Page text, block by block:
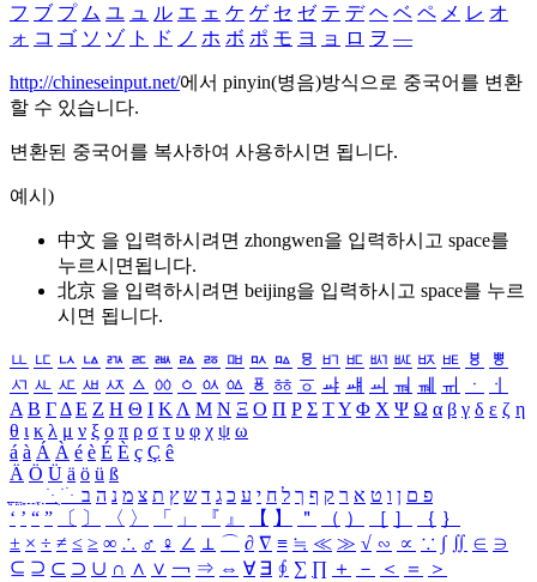
フ ブ プ ム ユ ュ ル エ ェ ケ ゲ セ ゼ テ デ ヘ ベ ペ メ レ オ
ォ コ ゴ ソ ゾ ト ド ノ ホ ボ ポ モ ヨ ョ ロ ヲ ―
http://chineseinput.net/에서 pinyin(병음)방식으로 중국어를 변환
할 수 있습니다.
변환된 중국어를 복사하여 사용하시면 됩니다.
예시)
中文 을 입력하시려면 zhongwen을 입력하시고 space를
누르시면됩니다.
北京 을 입력하시려면 beijing을 입력하시고 space를 누르
시면 됩니다.
ㅥ ㅦ ㅧ ㅨ ㅩ ㅪ ㅫ ㅬ ㅭ ㅮ ㅯ ㅰ ㅱ ㅲ ㅳ ㅴ ㅵ ㅶ ㅷ ㅸ
ㅹ
ㅺ ㅻ ㅼ ㅽ ㅾ ㅿ ㆀ ㆁ ㆂ ㆃ ㆄ ㆅ ㆆ ㆇ ㆈ ㆉ ㆊ ㆋ ㆌ ㆍ
ㆎ
Α Β ΓΔ Ε Ζ Η Θ Ι ΚΛ Μ Ν Ξ Ο Π Ρ Σ ΤΥ Φ Χ Ψ Ω α β γ δ ε ζ η
θ ι κ λ μ ν ξ ο π ρ σ τ υ φ χ ψ ω
á à Á À é è É È ç Ç ê
Ä Ö Ü ä ö ü ß
ִֶֹ ֻּ ׁׂ פ ם ן ו ט א ר ק ף ך ל ח י ע כ ג ד ש ץ ת צ מ נ ה ב
‘ ’ “ ” 〔 〕 〈 〉 「 」 『 』 【 】 ＂ （ ） ［ ］ ｛ ｝
± × ÷ ≠ ≤ ≥ ∞ ∴ ♂ ♀ ∠ ⊥ ⌒ ∂ ∇ ≡ ≒ ≪ ≫ √ ∽ ∝ ∵ ∫ ∬ ∈ ∋
⊆ ⊇ ⊂ ⊃ ∪ ∩ ∧ ∨ ￢ ⇒ ⇔ ∀ ∃ ∮ ∑ ∏ ＋ － ＜ ＝
＞